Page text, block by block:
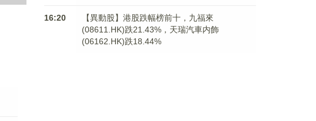
16:20
【異動股】港股跌幅榜前十，九福來
(08611.HK)跌21.43%，天瑞汽車内飾
(06162.HK)跌18.44%